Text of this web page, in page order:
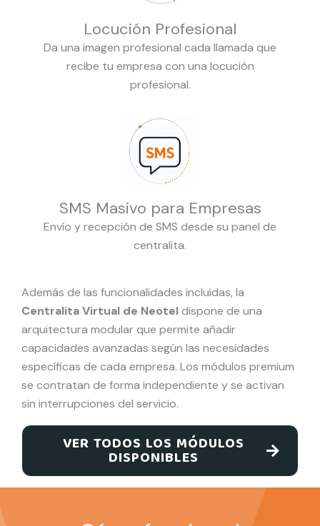
Locución Profesional
Da una imagen profesional cada llamada que
recibe tu empresa con una locución
profesional.
SMS Masivo para Empresas
Envío y recepción de SMS desde su panel de
centralita.
Además de las funcionalidades incluidas, la
Centralita Virtual de Neoteldispone de una
arquitectura modular que permite añadir
capacidades avanzadas según las necesidades
específicas de cada empresa. Los módulos premium
se contratan de forma independiente y se activan
sin interrupciones del servicio.
VER TODOS LOS MÓDULOS
DISPONIBLES